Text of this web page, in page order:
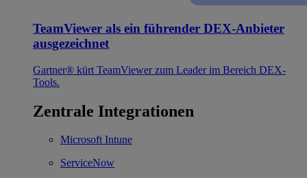
TeamViewer als ein führender DEX-Anbieter
ausgezeichnet
Gartner® kürt TeamViewer zum Leader im Bereich DEX-
Tools.
Zentrale Integrationen
Microsoft Intune
ServiceNow